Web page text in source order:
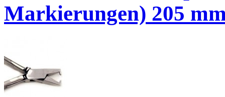
Markierungen) 205